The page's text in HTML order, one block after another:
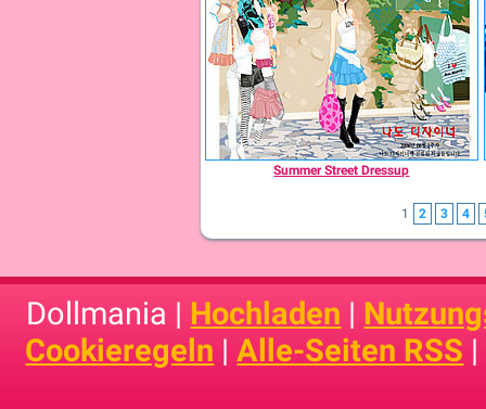
Summer Street Dressup
1 2 3 4
Dollmania | Hochladen |
Cookieregeln |Alle-Seiten RSS |